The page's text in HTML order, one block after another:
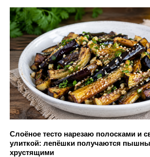
Слоёное тесто нарезаю полосками и
улиткой: лепёшки получаются
хрустящими